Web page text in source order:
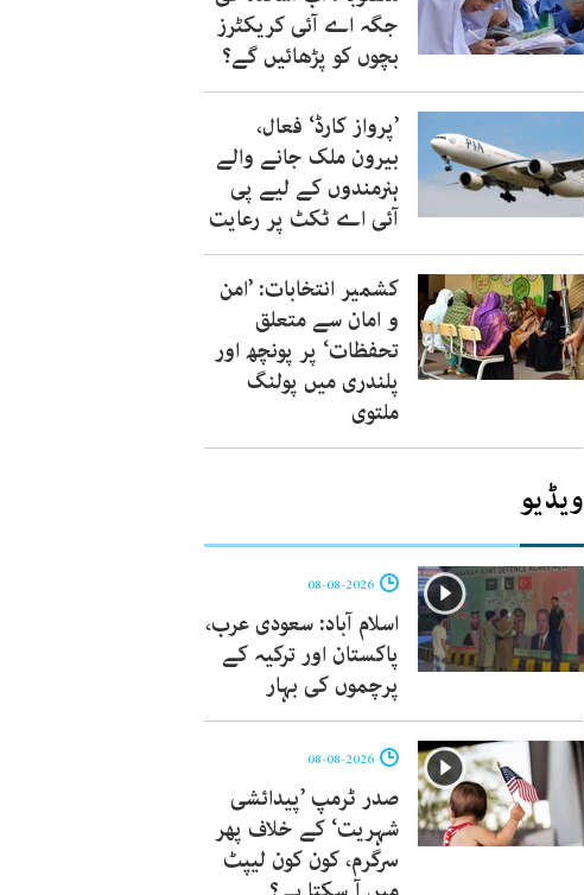
جگہ اے آئی کریکٹرز
بچوں کو پڑھائیں گے؟
’پرواز کارڈ‘ فعال،
بیرون ملک جانے والے
ہنرمندوں کے لیے پی
آئی اے ٹکٹ پر رعایت
کشمیر انتخابات: ’امن
و امان سے متعلق
تحفظات‘ پر پونچھ اور
پلندری میں پولنگ
ملتوی
ویڈیو
اسلام آباد: سعودی عرب،
پاکستان اور ترکیہ کے
پرچموں کی بہار
صدر ٹرمپ ’پیدائشی
شہریت‘ کے خلاف پھر
سرگرم، کون کون لیپٹ